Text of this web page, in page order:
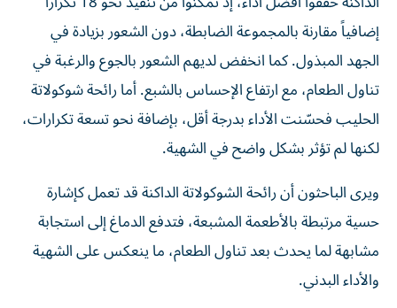
إضافياً مقارنة بالمجموعة الضابطة، دون الشعور بزيادة في
الجهد المبذول. كما انخفض لديهم الشعور بالجوع والرغبة في
تناول الطعام، مع ارتفاع الإحساس بالشبع. أما رائحة شوكولاتة
الحليب فحسّنت الأداء بدرجة أقل، بإضافة نحو تسعة تكرارات،
لكنها لم تؤثر بشكل واضح في الشهية.
ويرى الباحثون أن رائحة الشوكولاتة الداكنة قد تعمل كإشارة
حسية مرتبطة بالأطعمة المشبعة، فتدفع الدماغ إلى استجابة
مشابهة لما يحدث بعد تناول الطعام، ما ينعكس على الشهية
والأداء البدني.